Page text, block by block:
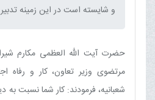
و شایسته است در این زمینه
حضرت آیت الله العظمی مکارم
مرتضوی وزیر تعاون، کار و رفاه
شعبانیه، فرمودند: کار شما نسبت به